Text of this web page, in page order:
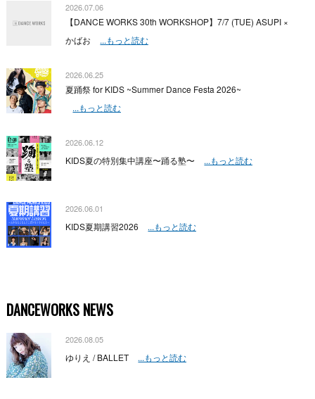
2026.07.06
【DANCE WORKS 30th WORKSHOP】7/7 (TUE) ASUPI ×
かばお
...もっと読む
2026.06.25
夏踊祭 for KIDS ~Summer Dance Festa 2026~
...もっと読む
2026.06.12
KIDS夏の特別集中講座〜踊る塾〜 ...もっと読む
2026.06.01
KIDS夏期講習2026 ...もっと読む
DANCEWORKS NEWS
2026.08.05
ゆりえ / BALLET ...もっと読む